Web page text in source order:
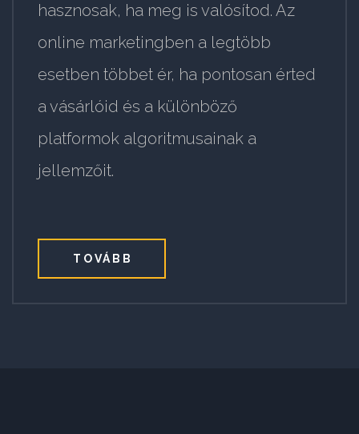
hasznosak, ha meg is valósítod. Az
online marketingben a legtöbb
esetben többet ér, ha pontosan érted
a vásárlóid és a különböző
platformok algoritmusainak a
jellemzőit.
TOVÁBB